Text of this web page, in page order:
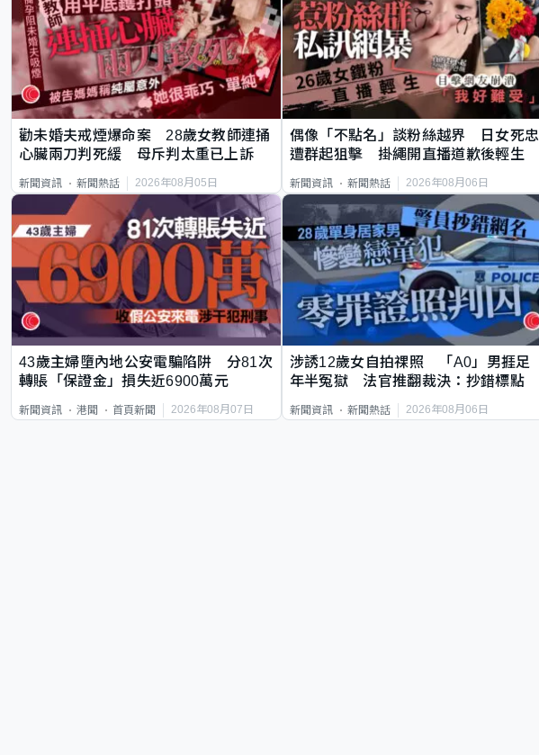
勸未婚夫戒煙爆命案 28歲女教師連捅
心臟兩刀判死緩 母斥判太重已上訴
新聞資訊 新聞熱話 2026年08月05日
偶像「不點名」談粉絲越界 日女死忠
遭群起狙擊 掛繩開直播道歉後輕生
新聞資訊 新聞熱話 2026年08月06日
43歲主婦墮內地公安電騙陷阱 分81次
轉賬「保證金」損失近6900萬元
新聞資訊 港聞 首頁新聞 2026年08月07日
涉誘12歲女自拍祼照 「A0」男捱足
年半冤獄 法官推翻裁決：抄錯標點
新聞資訊 新聞熱話 2026年08月06日